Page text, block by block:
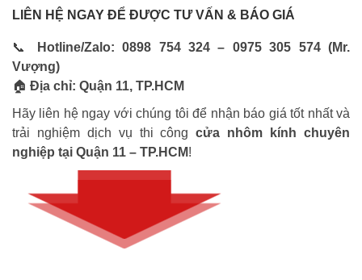
LIÊN HỆ NGAY ĐỂ ĐƯỢC TƯ VẤN & BÁO GIÁ
📞
Hotline/Zalo: 0898 754 324 – 0975 305 574 (Mr.
Vượng)
🏠 Địa chỉ: Quận 11, TP.HCM
Hãy liên hệ ngay với chúng tôi để nhận báo giá tốt nhất và
trải nghiệm dịch vụ thi côngcửa nhôm kính chuyên
nghiệp tại Quận 11 – TP.HCM!